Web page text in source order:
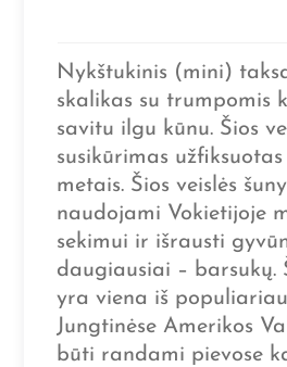
Nykštukinis (mini)
skalikas su trumpomis
savitu ilgu kūnu. Šios
susikūrimas
metais. Šios veislės
naudojami Vokietijoje
sekimui ir išrausti
daugiausiai – barsukų.
yra viena iš
Jungtinėse Amerikos
būti randami pievose